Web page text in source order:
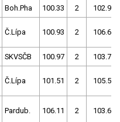
Boh.Pha 100.33 2 102.98
Č.Lípa 100.93 2 106.66
SKVSČB 100.97 2 103.73
Č.Lípa 101.51 2 105.59
Pardub. 106.11 2 103.68